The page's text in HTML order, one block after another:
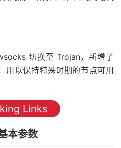
切换至 Trojan，新增了
用以保持特殊时期的节点可用
Links
本参数